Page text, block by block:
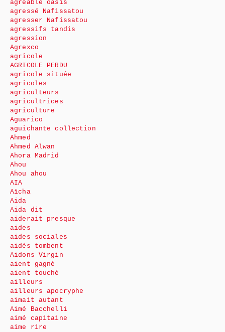
agréable oasis
agressé Nafissatou
agresser Nafissatou
agressifs tandis
agression
Agrexco
agricole
AGRICOLE PERDU
agricole située
agricoles
agriculteurs
agricultrices
agriculture
Aguarico
aguichante collection
Ahmed
Ahmed Alwan
Ahora Madrid
Ahou
Ahou ahou
AIA
Aïcha
Aida
Aida dit
aiderait presque
aides
aides sociales
aidés tombent
Aidons Virgin
aient gagné
aient touché
ailleurs
ailleurs apocryphe
aimait autant
Aimé Bacchelli
aimé capitaine
aime rire